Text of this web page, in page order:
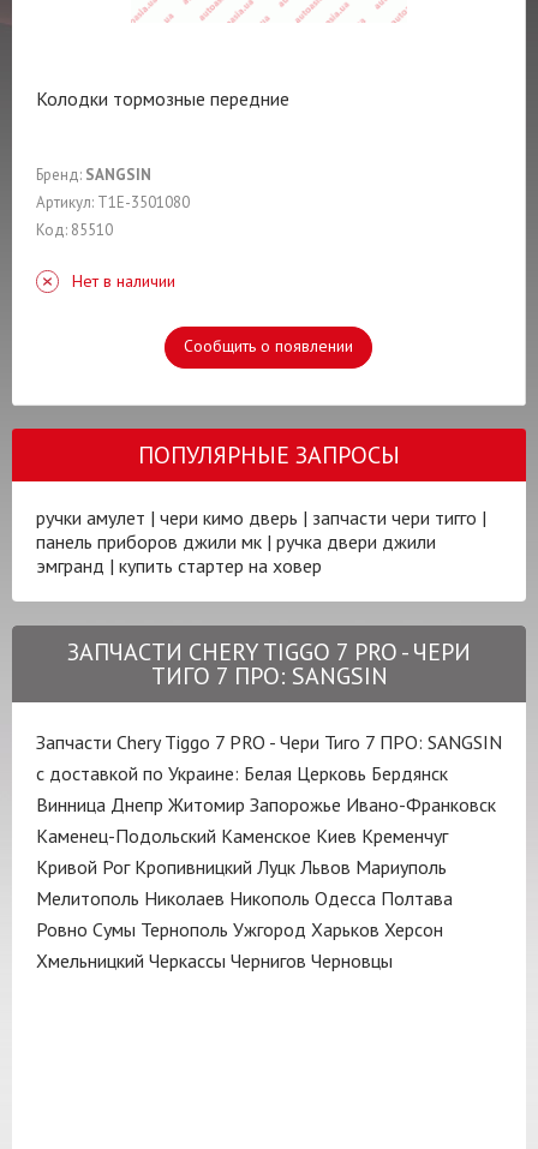
Колодки тормозные передние
Бренд: SANGSIN
Артикул: T1E-3501080
Код: 85510
Нет в наличии
Сообщить о появлении
ПОПУЛЯРНЫЕ ЗАПРОСЫ
ручки амулет | чери кимо дверь | запчасти чери тигго |
панель приборов джили мк | ручка двери джили
эмгранд | купить стартер на ховер
ЗАПЧАСТИ CHERY TIGGO 7 PRO - ЧЕРИ
ТИГО 7 ПРО: SANGSIN
Запчасти Chery Tiggo 7 PRO - Чери Тиго 7 ПРО: SANGSIN
с доставкой по Украине: Белая Церковь Бердянск
Винница Днепр Житомир Запорожье Ивано-Франковск
Каменец-Подольский Каменское Киев Кременчуг
Кривой Рог Кропивницкий Луцк Львов Мариуполь
Мелитополь Николаев Никополь Одесса Полтава
Ровно Сумы Тернополь Ужгород Харьков Херсон
Хмельницкий Черкассы Чернигов Черновцы